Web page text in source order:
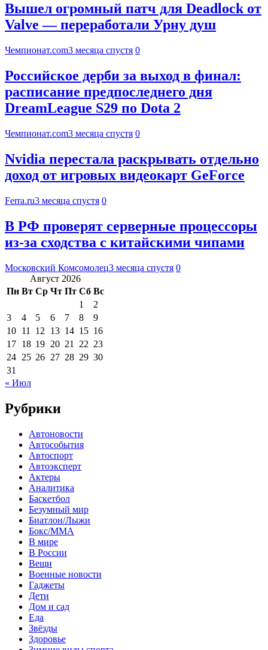
Вышел огромный патч для Deadlock от
Valve — переработали Урну душ
Чемпионат.com3 месяца спустя 0
Российское дерби за выход в финал:
расписание предпоследнего дня
DreamLeague S29 по Dota 2
Чемпионат.com3 месяца спустя 0
Nvidia перестала раскрывать отдельно
доход от игровых видеокарт GeForce
Ferra.ru3 месяца спустя 0
В РФ проверят серверные процессоры
из-за сходства с китайскими чипами
Московский Комсомолец3 месяца спустя 0
Август 2026
Пн Вт Ср Чт Пт Сб Вс
1
2
3
4 5 6 7 8
9
10 11 12 13 14 15 16
17 18 19 20 21 22 23
24 25 26 27 28 29 30
31
« Июл
Рубрики
Автоновости
Автособытия
Автоспорт
Автоэксперт
Актеры
Аналитика
Баскетбол
Безумный мир
Биатлон/Лыжи
Бокс/MMA
В мире
В России
Вещи
Военные новости
Гаджеты
Дети
Дом и сад
Еда
Звёзды
Здоровье